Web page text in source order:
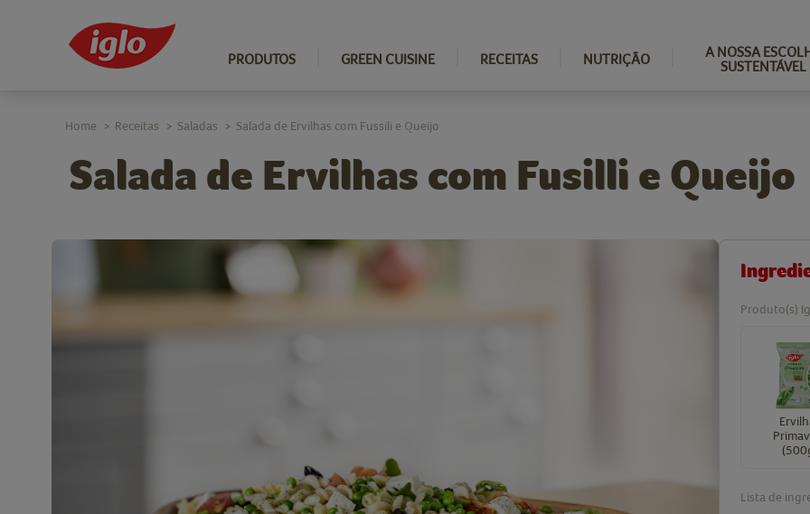
PRODUTOS GREEN CUISINE RECEITAS NUTRIÇÃO
A NOSSA
SUSTENTÁVEL
Salada de Ervilhas com Fusilli e Queijo
Home > Receitas > Saladas > Salada de Ervilhas com Fussili e Queijo
Produto(s)
Lista de